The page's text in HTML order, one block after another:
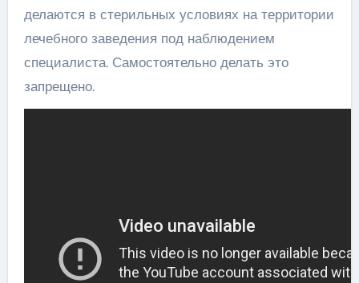
делаются в стерильных условиях на территории
лечебного заведения под наблюдением
специалиста. Самостоятельно делать это
запрещено.